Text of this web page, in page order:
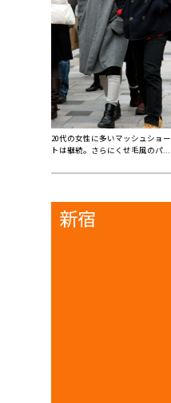
20代の女性に多いマッシュショー
トは継続。さらにくせ毛風のパ...
新宿